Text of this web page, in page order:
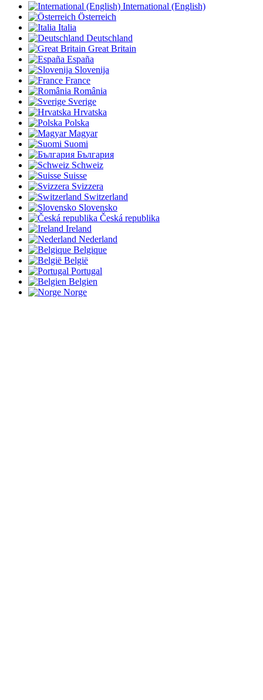
International (English)
Österreich
Italia
Deutschland
Great Britain
España
Slovenija
France
România
Sverige
Hrvatska
Polska
Magyar
Suomi
България
Schweiz
Suisse
Svizzera
Switzerland
Slovensko
Česká republika
Ireland
Nederland
Belgique
België
Portugal
Belgien
Norge